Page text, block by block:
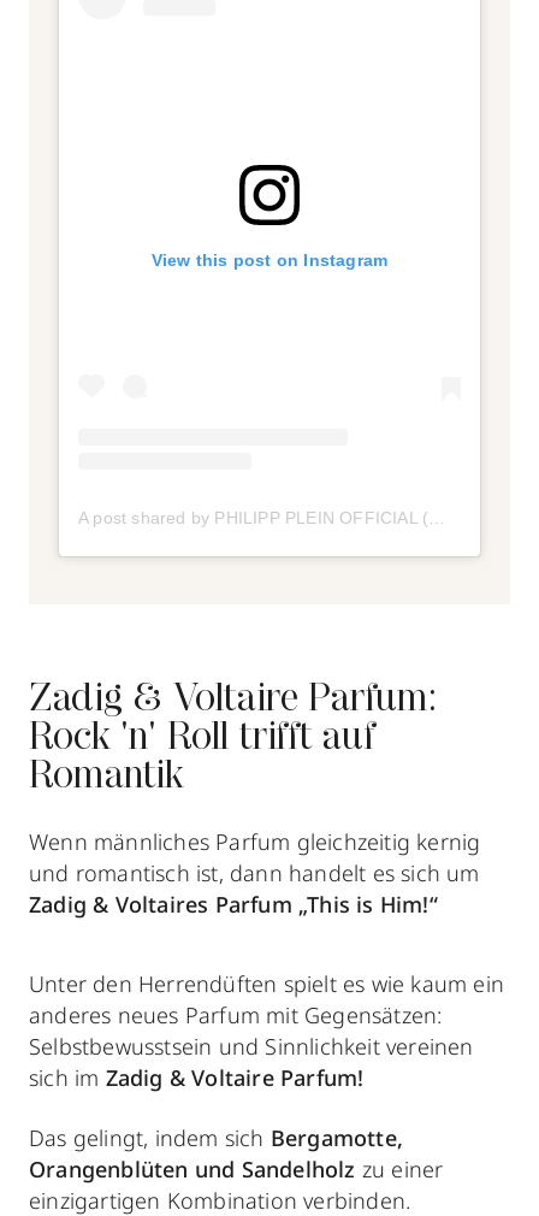
View this post on Instagram
Zadig & Voltaire Parfum:
Rock 'n' Roll trifft auf
Romantik
Wenn männliches Parfum gleichzeitig kernig
und romantisch ist, dann handelt es sich um
Zadig & Voltaires Parfum „This is Him!“
Unter den Herrendüften spielt es wie kaum ein
anderes neues Parfum mit Gegensätzen:
Selbstbewusstsein und Sinnlichkeit vereinen
sich im Zadig & Voltaire Parfum!
Das gelingt, indem sich Bergamotte,
Orangenblüten und Sandelholz zu einer
einzigartigen Kombination verbinden.